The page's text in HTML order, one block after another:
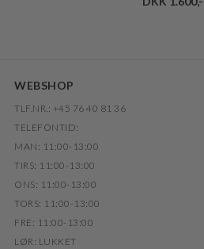
WEBSHOP
TLF.NR.: +45 76 40 81 36
TELEFONTID:
MAN: 11:00-13:00
TIRS: 11:00-13:00
ONS: 11:00-13:00
TORS: 11:00-13:00
FRE: 11:00-13:00
LØR: LUKKET